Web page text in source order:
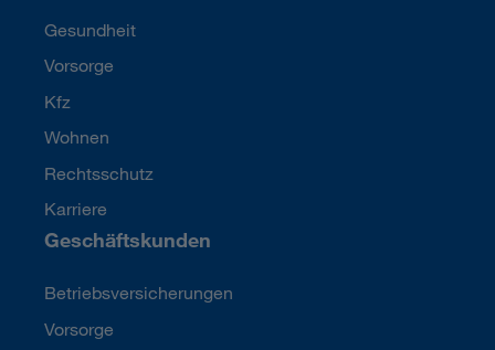
Gesundheit
Vorsorge
Kfz
Wohnen
Rechtsschutz
Karriere
Geschäftskunden
Betriebsversicherungen
Vorsorge